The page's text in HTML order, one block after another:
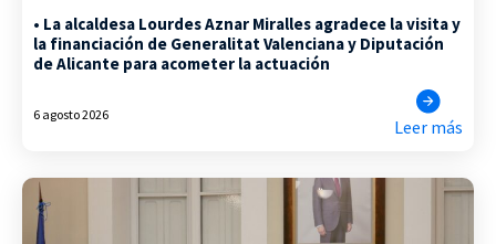
• La alcaldesa Lourdes Aznar Miralles agradece la visita y
la financiación de Generalitat Valenciana y Diputación
de Alicante para acometer la actuación
6 agosto 2026
Leer más